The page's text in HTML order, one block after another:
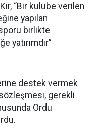
“Bir kulübe verilen
yapılan
sporu birlikte
yatırımdır”
destek vermek
gerekli
Ordu